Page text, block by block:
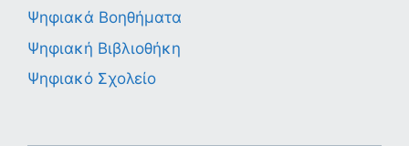
Ψηφιακά Βοηθήματα
Ψηφιακή Βιβλιοθήκη
Ψηφιακό Σχολείο